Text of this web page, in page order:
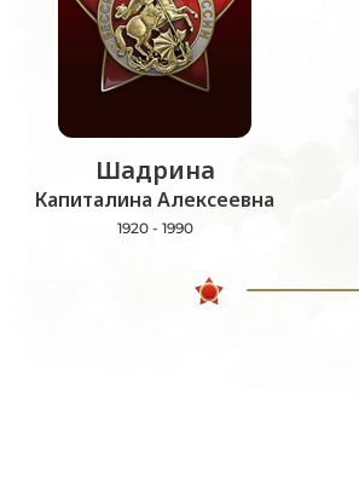
Шадрина
Капиталина Алексеевна
1920 - 1990